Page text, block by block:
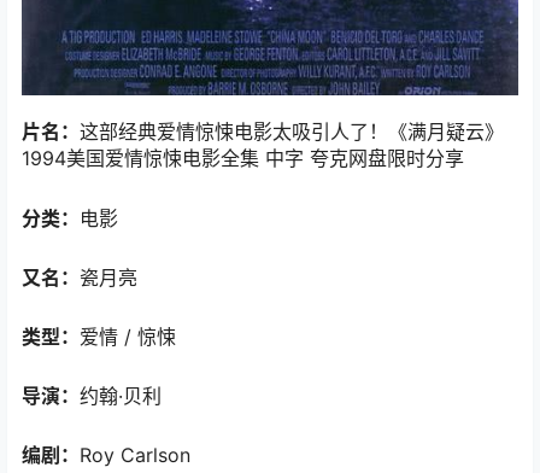
片名： 这部经典爱情惊悚电影太吸引人了！《满月疑云》
1994美国爱情惊悚电影全集 中字 夸克网盘限时分享
分类： 电影
又名： 瓷月亮
类型： 爱情 / 惊悚
导演： 约翰·贝利
编剧： Roy Carlson